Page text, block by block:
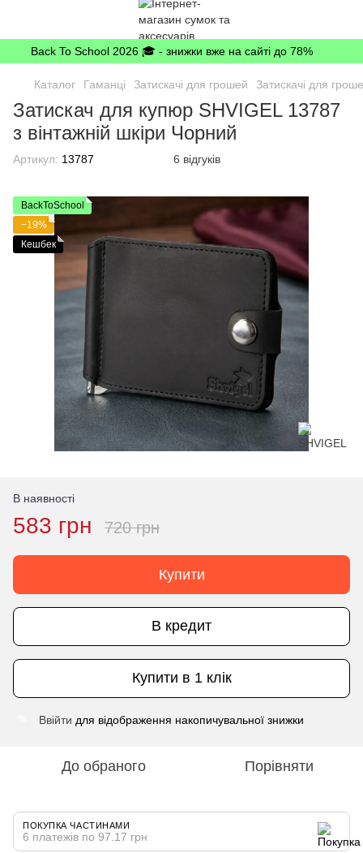
Back To School 2026 🎓 - знижки вже на сайті до 78%
Каталог Гаманці Затискачі для грошей Затискачі для
Затискач для купюр SHVIGEL 13787
з вінтажній шкіри Чорний
Артикул: 13787 6 відгуків
BackToSchool
−19%
Кешбек
В наявності
583 грн 720 грн
Купити
В кредит
Купити в 1 клік
Ввійти для відображення накопичувальної знижки
До обраного Порівняти
ПОКУПКА ЧАСТИНАМИ
6 платежів по 97.17 грн